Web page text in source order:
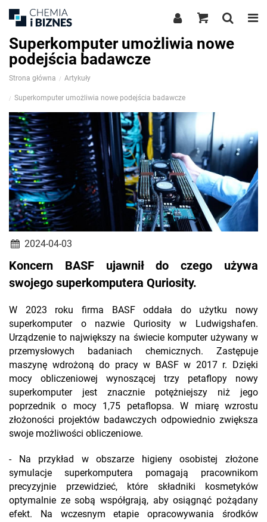
Superkomputer umożliwia nowe
podejścia badawcze
Strona główna Artykuły
Superkomputer umożliwia nowe podejścia badawcze
2024-04-03
Koncern BASF ujawnił do czego używa
swojego superkomputera Quriosity.
W 2023 roku firma BASF oddała do użytku nowy
superkomputer o nazwie Quriosity w Ludwigshafen.
Urządzenie to największy na świecie komputer używany w
przemysłowych badaniach chemicznych. Zastępuje
maszynę wdrożoną do pracy w BASF w 2017 r. Dzięki
mocy obliczeniowej wynoszącej trzy petaflopy nowy
superkomputer jest znacznie potężniejszy niż jego
poprzednik o mocy 1,75 petaflopsa. W miarę wzrostu
złożoności projektów badawczych odpowiednio zwiększa
swoje możliwości obliczeniowe.
- Na przykład w obszarze higieny osobistej złożone
symulacje superkomputera pomagają pracownikom
precyzyjnie przewidzieć, które składniki kosmetyków
optymalnie ze sobą współgrają, aby osiągnąć pożądany
efekt. Na wczesnym etapie opracowywania środków